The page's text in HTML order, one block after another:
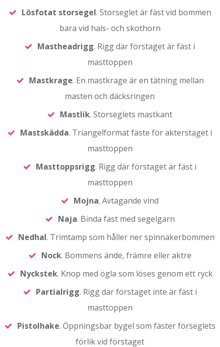
Lösfotat storsegel. Storseglet är fäst vid bommen
bara vid hals- och skothorn
Mastheadrigg. Rigg där förstaget är fäst i
masttoppen
Mastkrage. En mastkrage är en tätning mellan
masten och däcksringen
Mastlik. Storseglets mastkant
Mastskädda. Triangelformat fäste för akterstaget i
masttoppen
Masttoppsrigg. Rigg där förstaget är fäst i
masttoppen
Mojna. Avtagande vind
Naja. Binda fast med segelgarn
Nedhal. Trimtamp som håller ner spinnakerbommen
Nock. Bommens ände, främre eller aktre
Nyckstek. Knop med ögla som löses genom ett ryck
Partialrigg. Rigg där förstaget inte är fäst i
masttoppen
Pistolhake. Öppningsbar bygel som fäster förseglets
förlik vid förstaget